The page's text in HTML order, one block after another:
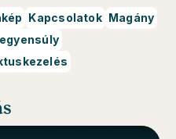
Kapcsolatok Magány